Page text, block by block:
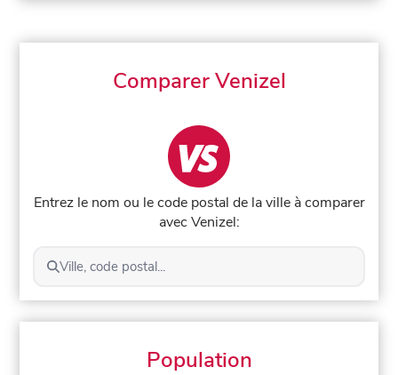
Comparer Venizel
Entrez le nom ou le code postal de la ville à comparer
avec Venizel:
Ville, code postal...
Population